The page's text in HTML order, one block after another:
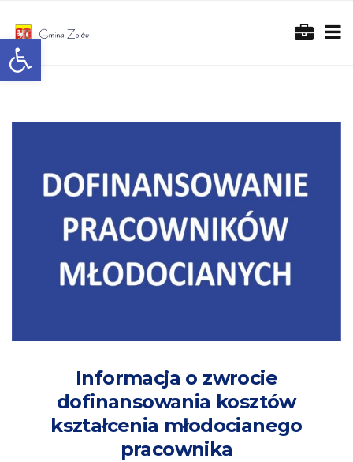
Otwórz pasek narzędzi
Informacja o zwrocie
dofinansowania kosztów
kształcenia młodocianego
pracownika